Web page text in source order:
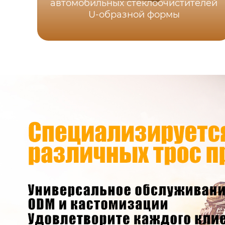
автомобильных стеклоочистителей
U-образной формы